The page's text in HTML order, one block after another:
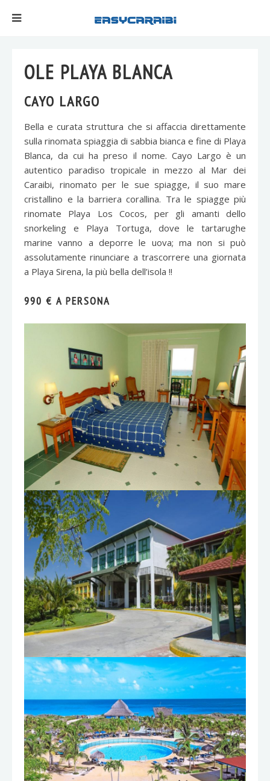
OLE PLAYA BLANCA
CAYO LARGO
Bella e curata struttura che si affaccia direttamente
sulla rinomata spiaggia di sabbia bianca e fine di Playa
Blanca, da cui ha preso il nome. Cayo Largo è un
autentico paradiso tropicale in mezzo al Mar dei
Caraibi, rinomato per le sue spiagge, il suo mare
cristallino e la barriera corallina. Tra le spiagge più
rinomate Playa Los Cocos, per gli amanti dello
snorkeling e Playa Tortuga, dove le tartarughe
marine vanno a deporre le uova; ma non si può
assolutamente rinunciare a trascorrere una giornata
a Playa Sirena, la più bella dell’isola !!
990 € A PERSONA